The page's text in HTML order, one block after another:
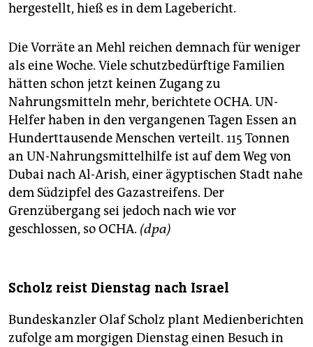
hergestellt, hieß es in dem Lagebericht.
Die Vorräte an Mehl reichen demnach für weniger
als eine Woche. Viele schutzbedürftige Familien
hätten schon jetzt keinen Zugang zu
Nahrungsmitteln mehr, berichtete OCHA. UN-
Helfer haben in den vergangenen Tagen Essen an
Hunderttausende Menschen verteilt. 115 Tonnen
an UN-Nahrungsmittelhilfe ist auf dem Weg von
Dubai nach Al-Arish, einer ägyptischen Stadt nahe
dem Südzipfel des Gazastreifens. Der
Grenzübergang sei jedoch nach wie vor
geschlossen, so OCHA. (dpa)
Scholz reist Dienstag nach Israel
Bundeskanzler Olaf Scholz plant Medienberichten
zufolge am morgigen Dienstag einen Besuch in